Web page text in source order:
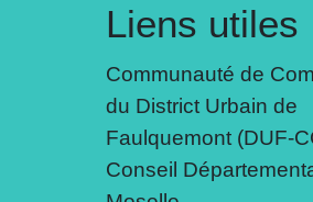
Liens utiles
Communauté de
du District Urbain de
Faulquemont (DUF-
Conseil